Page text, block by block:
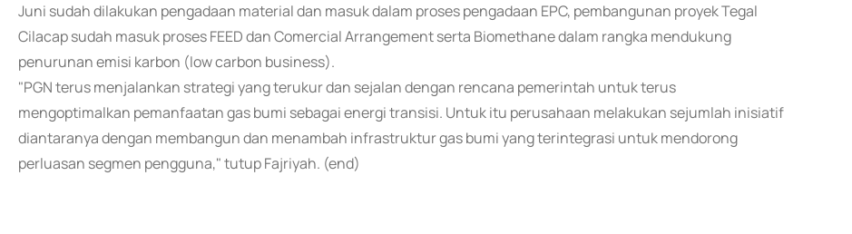
Juni sudah dilakukan pengadaan material dan masuk dalam proses pengadaan EPC, pembangunan proyek Tegal
Cilacap sudah masuk proses FEED dan Comercial Arrangement serta Biomethane dalam rangka mendukung
penurunan emisi karbon (low carbon business).
"PGN terus menjalankan strategi yang terukur dan sejalan dengan rencana pemerintah untuk terus
mengoptimalkan pemanfaatan gas bumi sebagai energi transisi. Untuk itu perusahaan melakukan sejumlah inisiatif
diantaranya dengan membangun dan menambah infrastruktur gas bumi yang terintegrasi untuk mendorong
perluasan segmen pengguna," tutup Fajriyah. (end)